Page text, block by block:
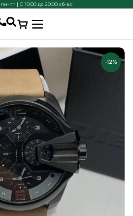
пт | С 10:00 до 20:00 сб-вс
-12%